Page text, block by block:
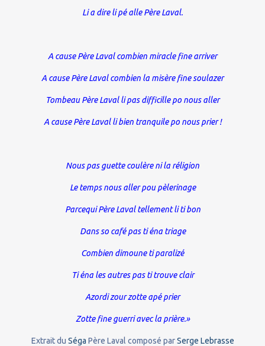
Li a dire li pé alle Père Laval.
A cause Père Laval combien miracle fine arriver
A cause Père Laval combien la misère fine soulazer
Tombeau Père Laval li pas difficille po nous aller
A cause Père Laval li bien tranquile po nous prier !
Nous pas guette coulère ni la réligion
Le temps nous aller pou pèlerinage
Parcequi Père Laval tellement li ti bon
Dans so café pas ti éna triage
Combien dimoune ti paralizé
Ti éna les autres pas ti trouve clair
Azordi zour zotte apé prier
Zotte fine guerri avec la prière.»
Extrait du Séga Père Laval composé parSerge Lebrasse